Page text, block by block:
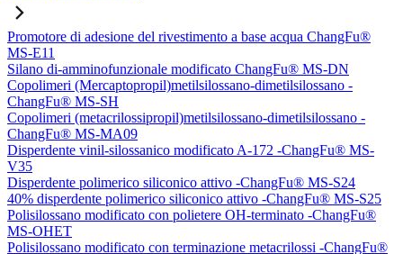
Promotore di adesione del rivestimento a base acqua ChangFu®
MS-E11
Silano di-amminofunzionale modificato ChangFu® MS-DN
Copolimeri (Mercaptopropil)metilsilossano-dimetilsilossano -
ChangFu® MS-SH
Copolimeri (metacrilossipropil)metilsilossano-dimetilsilossano -
ChangFu® MS-MA09
Disperdente vinil-silossanico modificato A-172 -ChangFu® MS-
V35
Disperdente polimerico siliconico attivo -ChangFu® MS-S24
40% disperdente polimerico siliconico attivo -ChangFu® MS-S25
Polisilossano modificato con polietere OH-terminato -ChangFu®
MS-OHET
Polisilossano modificato con terminazione metacrilossi -ChangFu®